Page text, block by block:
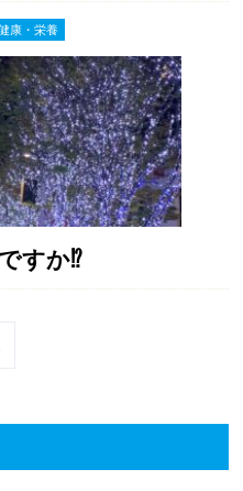
康・栄養
すか⁉️